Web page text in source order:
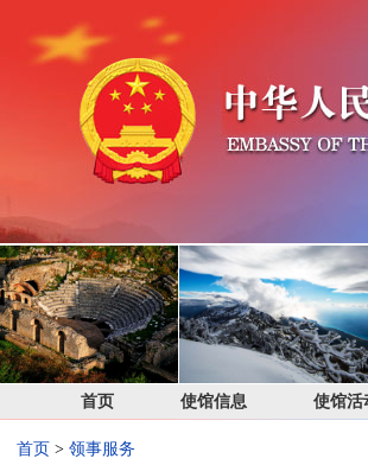
首页 使馆信息 使馆活
首页 > 领事服务